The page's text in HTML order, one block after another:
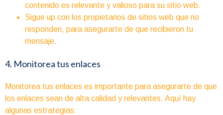
contenido es relevante y valioso para su sitio web.
Sigue up con los propietarios de sitios web que no
responden, para asegurarte de que recibieron tu
mensaje.
4. Monitorea tus enlaces
Monitorea tus enlaces es importante para asegurarte de que
los enlaces sean de alta calidad y relevantes. Aquí hay
algunas estrategias: